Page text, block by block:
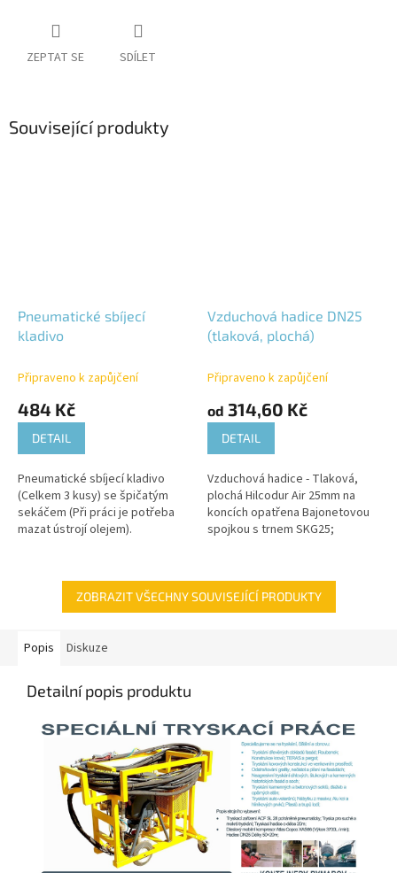
ZEPTAT SE SDÍLET
Související produkty
Pneumatické sbíjecí
kladivo
Připraveno k zapůjčení
484 Kč
DETAIL
Pneumatické sbíjecí kladivo
(Celkem 3 kusy) se špičatým
sekáčem (Při práci je potřeba
mazat ústrojí olejem).
Copco XAS66...
Vzduchová hadice DN25
(tlaková, plochá)
Připraveno k zapůjčení
od 314,60 Kč
DETAIL
Vzduchová hadice - Tlaková,
plochá Hilcodur Air 25mm na
koncích opatřena Bajonetovou
spojkou s trnem SKG25;
ZOBRAZIT VŠECHNY SOUVISEJÍCÍ PRODUKTY
Popis Diskuze
Detailní popis produktu